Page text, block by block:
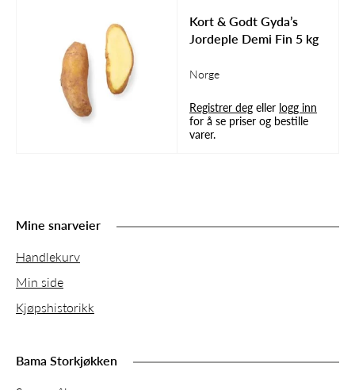
Kort & Godt Gyda’s
Jordeple Demi Fin 5 kg
Norge
Registrer deg eller logg inn
for å se priser og bestille
varer.
Mine snarveier
Handlekurv
Min side
Kjøpshistorikk
Bama Storkjøkken